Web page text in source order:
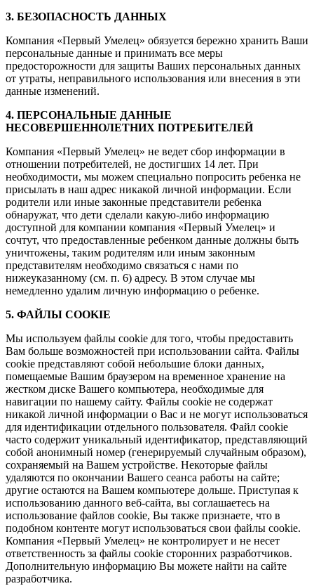
3. БЕЗОПАСНОСТЬ ДАННЫХ
Компания «Первый Умелец» обязуется бережно хранить Ваши
персональные данные и принимать все меры
предосторожности для защиты Ваших персональных данных
от утраты, неправильного использования или внесения в эти
данные изменений.
4. ПЕРСОНАЛЬНЫЕ ДАННЫЕ
НЕСОВЕРШЕННОЛЕТНИХ ПОТРЕБИТЕЛЕЙ
Компания «Первый Умелец» не ведет сбор информации в
отношении потребителей, не достигших 14 лет. При
необходимости, мы можем специально попросить ребенка не
присылать в наш адрес никакой личной информации. Если
родители или иные законные представители ребенка
обнаружат, что дети сделали какую-либо информацию
доступной для компании компания «Первый Умелец» и
сочтут, что предоставленные ребенком данные должны быть
уничтожены, таким родителям или иным законным
представителям необходимо связаться с нами по
нижеуказанному (см. п. 6) адресу. В этом случае мы
немедленно удалим личную информацию о ребенке.
5. ФАЙЛЫ COOKIE
Мы используем файлы cookie для того, чтобы предоставить
Вам больше возможностей при использовании сайта. Файлы
cookie представляют собой небольшие блоки данных,
помещаемые Вашим браузером на временное хранение на
жестком диске Вашего компьютера, необходимые для
навигации по нашему сайту. Файлы cookie не содержат
никакой личной информации о Вас и не могут использоваться
для идентификации отдельного пользователя. Файл cookie
часто содержит уникальный идентификатор, представляющий
собой анонимный номер (генерируемый случайным образом),
сохраняемый на Вашем устройстве. Некоторые файлы
удаляются по окончании Вашего сеанса работы на сайте;
другие остаются на Вашем компьютере дольше. Приступая к
использованию данного веб-сайта, вы соглашаетесь на
использование файлов cookie, Вы также признаете, что в
подобном контенте могут использоваться свои файлы cookie.
Компания «Первый Умелец» не контролирует и не несет
ответственность за файлы cookie сторонних разработчиков.
Дополнительную информацию Вы можете найти на сайте
разработчика.